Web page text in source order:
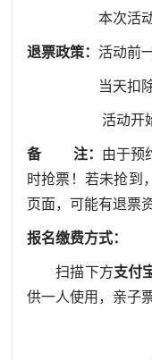
本次活动组织
退票政策： 活动前
当天扣
活动开始后
备 注： 由于预
时抢票！若未抢到
页面，可能有退票
报名缴费方式：
扫描下方支付
供一人使用，亲子